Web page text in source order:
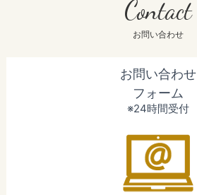
Contact
お問い合わせ
お問い合わせ
フォーム
※24時間受付